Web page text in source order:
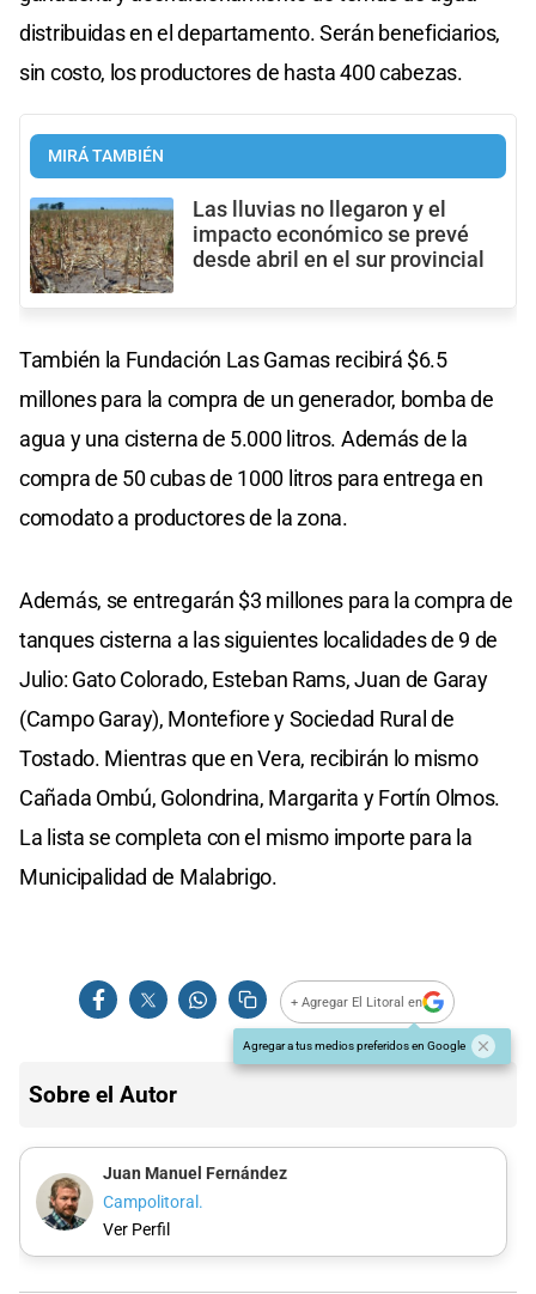
distribuidas en el departamento. Serán beneficiarios,
sin costo, los productores de hasta 400 cabezas.
MIRÁ TAMBIÉN
Las lluvias no llegaron y el
impacto económico se prevé
desde abril en el sur provincial
También la Fundación Las Gamas recibirá $6.5
millones para la compra de un generador, bomba de
agua y una cisterna de 5.000 litros. Además de la
compra de 50 cubas de 1000 litros para entrega en
comodato a productores de la zona.
Además, se entregarán $3 millones para la compra de
tanques cisterna a las siguientes localidades de 9 de
Julio: Gato Colorado, Esteban Rams, Juan de Garay
(Campo Garay), Montefiore y Sociedad Rural de
Tostado. Mientras que en Vera, recibirán lo mismo
Cañada Ombú, Golondrina, Margarita y Fortín Olmos.
La lista se completa con el mismo importe para la
Municipalidad de Malabrigo.
+ Agregar El Litoral en
Agregar a tus medios preferidos en Google
Sobre el Autor
Juan Manuel Fernández
Campolitoral.
Ver Perfil